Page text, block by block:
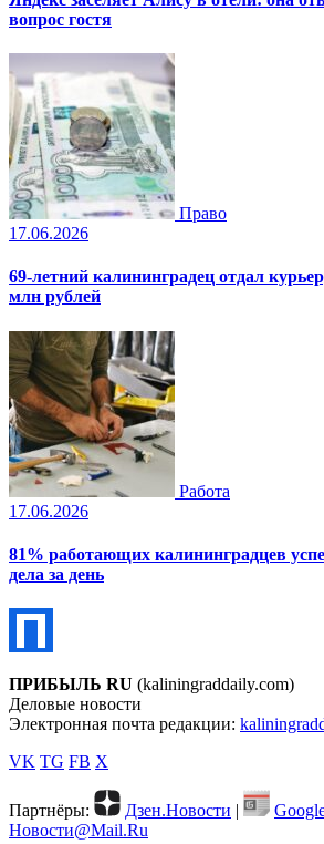
вопрос гостя
Право
17.06.2026
69-летний калининградец отдал
млн рублей
Работа
17.06.2026
81% работающих калининградцев
дела за день
ПРИБЫЛЬ RU (kaliningraddaily.com)
Деловые новости
Электронная почта редакции:
VK TG FB X
Партнёры: Дзен.Новости |
Новости@Mail.Ru